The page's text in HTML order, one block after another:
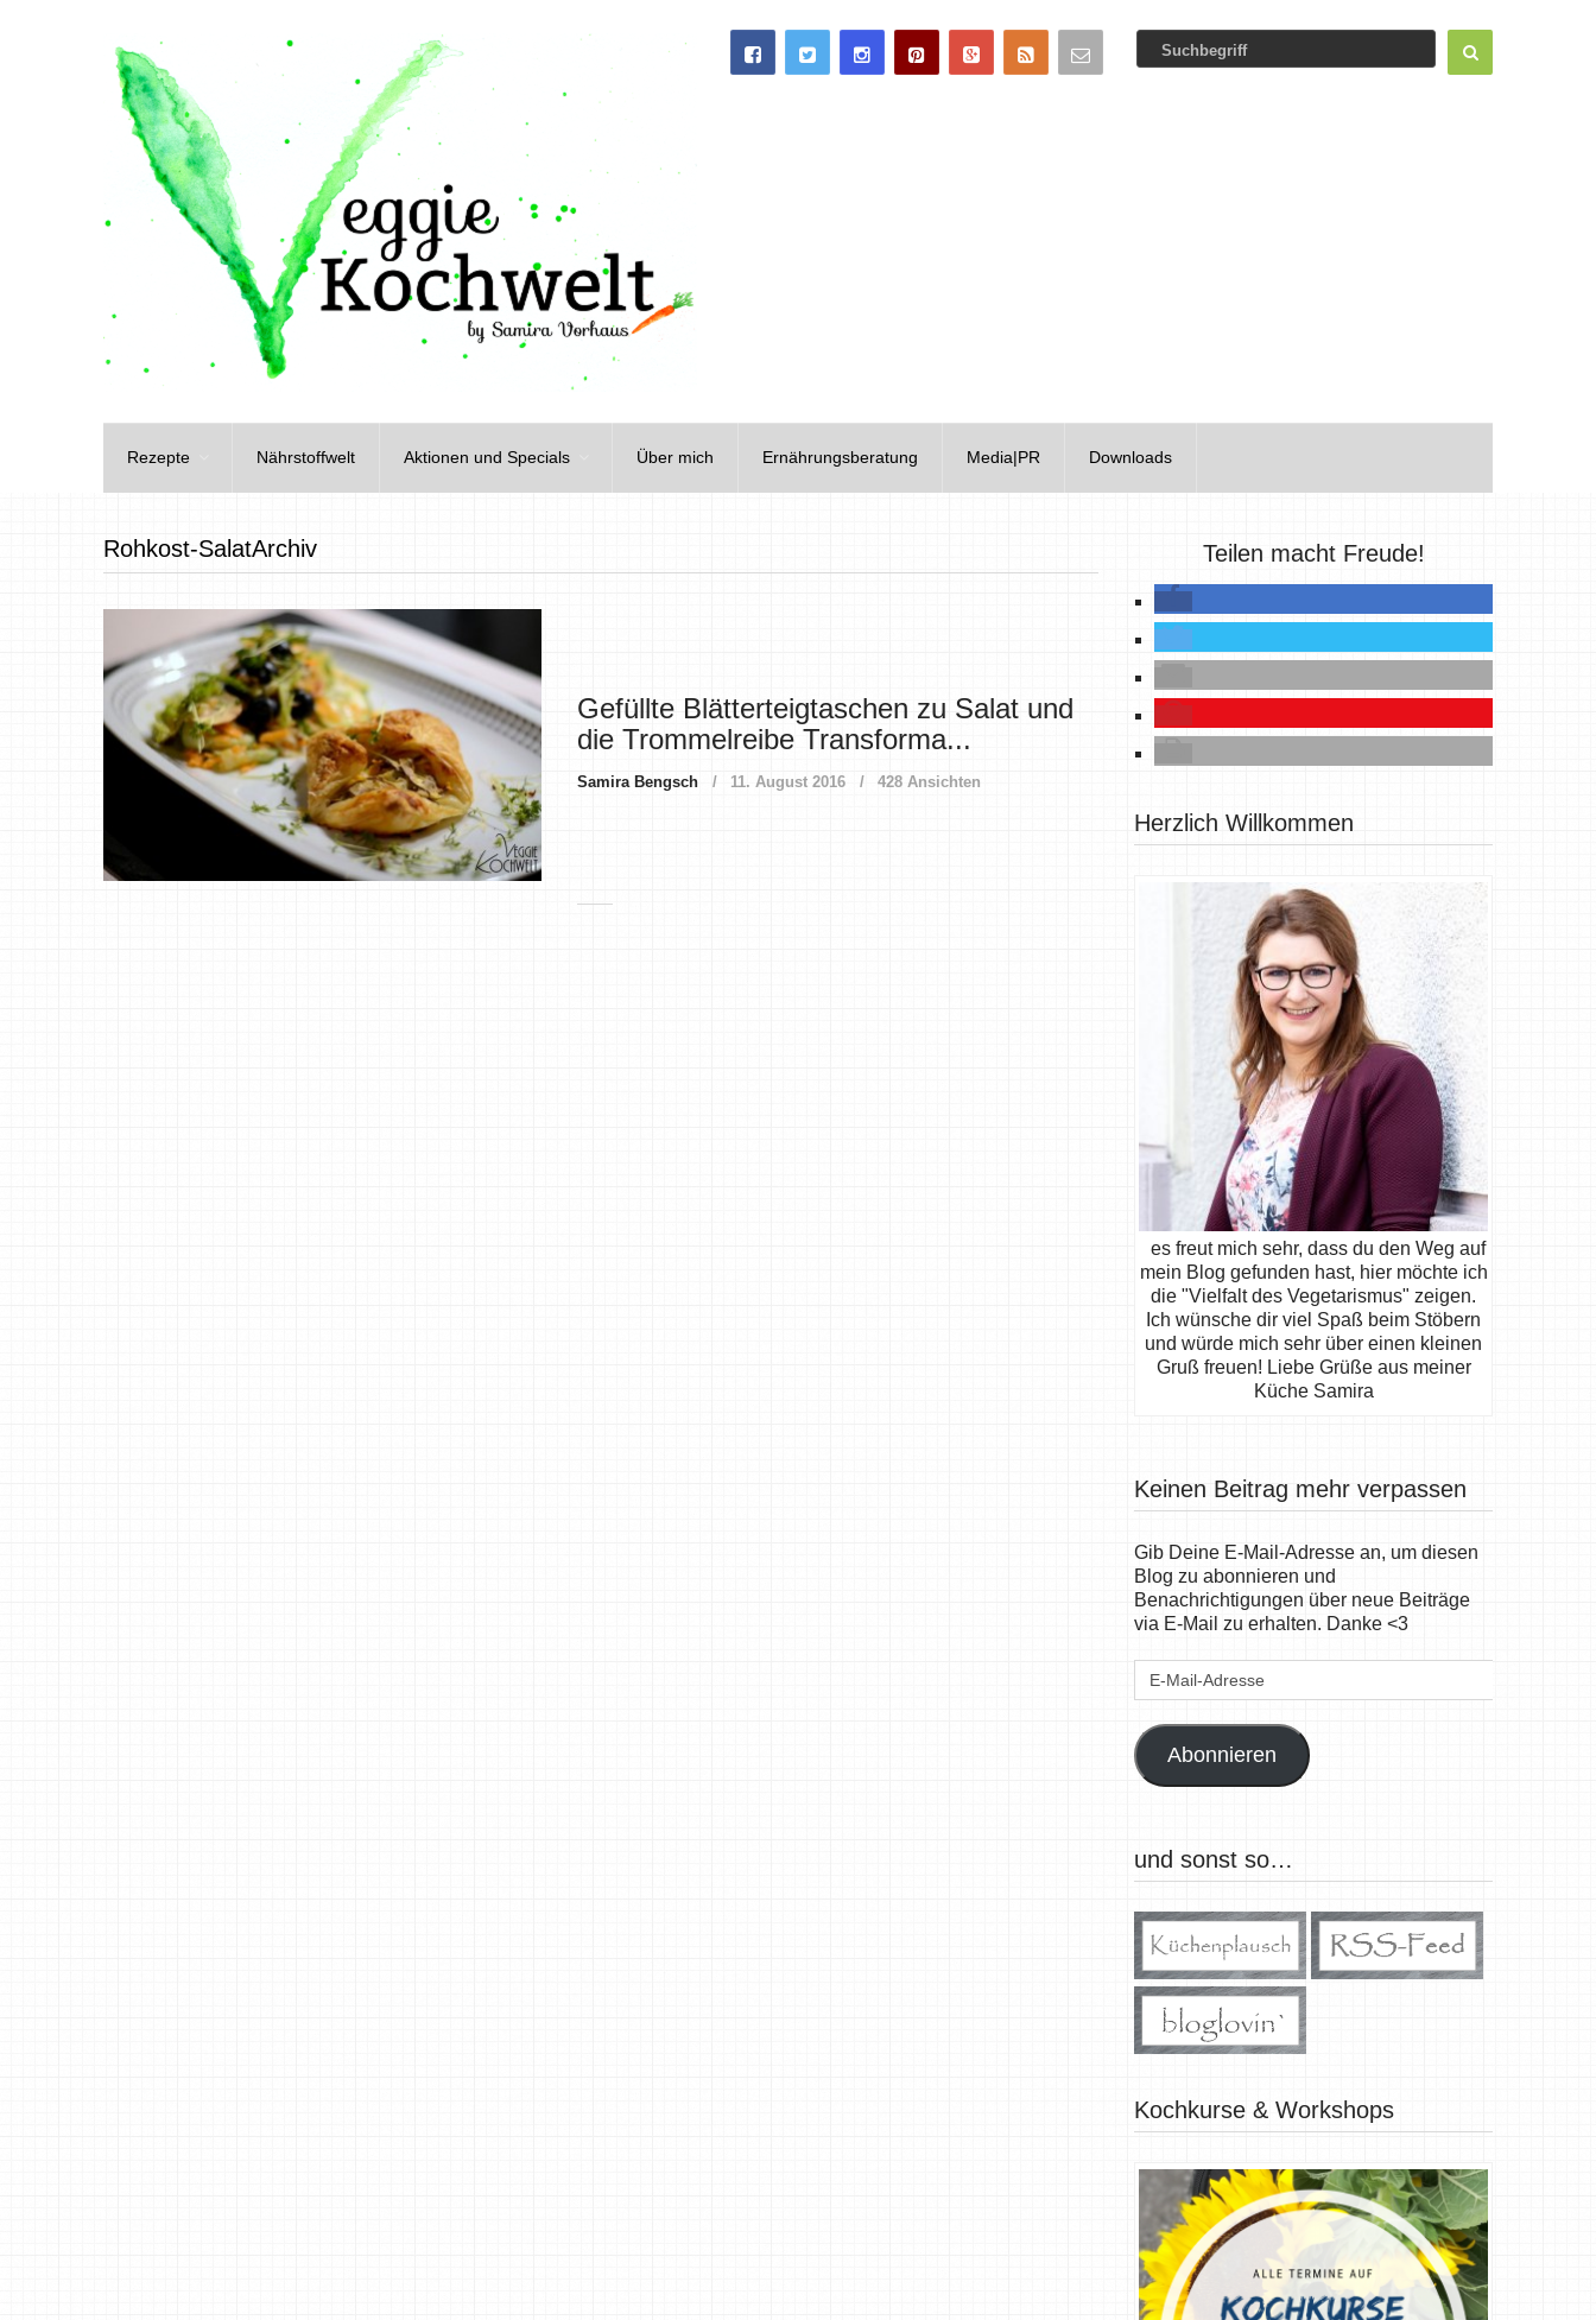
Rezepte Nährstoffwelt Aktionen und Specials Über mich Ernährungsberatung Media|PR Downloads
Rohkost-SalatArchiv
Gefüllte Blätterteigtaschen zu Salat und
die Trommelreibe Transforma...
Samira Bengsch 11. August 2016 428 Ansichten
Teilen macht Freude!
Herzlich Willkommen
es freut mich sehr, dass du den Weg auf
mein Blog gefunden hast, hier möchte ich
die "Vielfalt des Vegetarismus" zeigen.
Ich wünsche dir viel Spaß beim Stöbern
und würde mich sehr über einen kleinen
Gruß freuen! Liebe Grüße aus meiner
Küche Samira
Keinen Beitrag mehr verpassen
Gib Deine E-Mail-Adresse an, um diesen
Blog zu abonnieren und
Benachrichtigungen über neue Beiträge
via E-Mail zu erhalten. Danke <3
E-
Abonnieren
und sonst so…
Kochkurse & Workshops